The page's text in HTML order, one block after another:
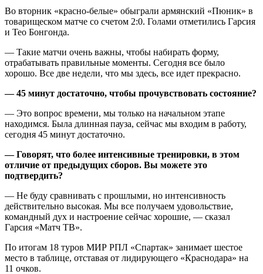
Во вторник «красно‑белые» обыграли армянский «Пюник» в
товарищеском матче со счетом 2:0. Голами отметились Гарсия
и Тео Бонгонда.
— Такие матчи очень важны, чтобы набирать форму,
отрабатывать правильные моменты. Сегодня все было
хорошо. Все две недели, что мы здесь, все идет прекрасно.
— 45 минут достаточно, чтобы прочувствовать состояние?
— Это вопрос времени, мы только на начальном этапе
находимся. Была длинная пауза, сейчас мы входим в работу,
сегодня 45 минут достаточно.
— Говорят, что более интенсивные тренировки, в этом
отличие от предыдущих сборов. Вы можете это
подтвердить?
— Не буду сравнивать с прошлыми, но интенсивность
действительно высокая. Мы все получаем удовольствие,
командный дух и настроение сейчас хорошие, — сказал
Гарсия «Матч ТВ».
По итогам 18 туров МИР РПЛ «Спартак» занимает шестое
место в таблице, отставая от лидирующего «Краснодара» на
11 очков.